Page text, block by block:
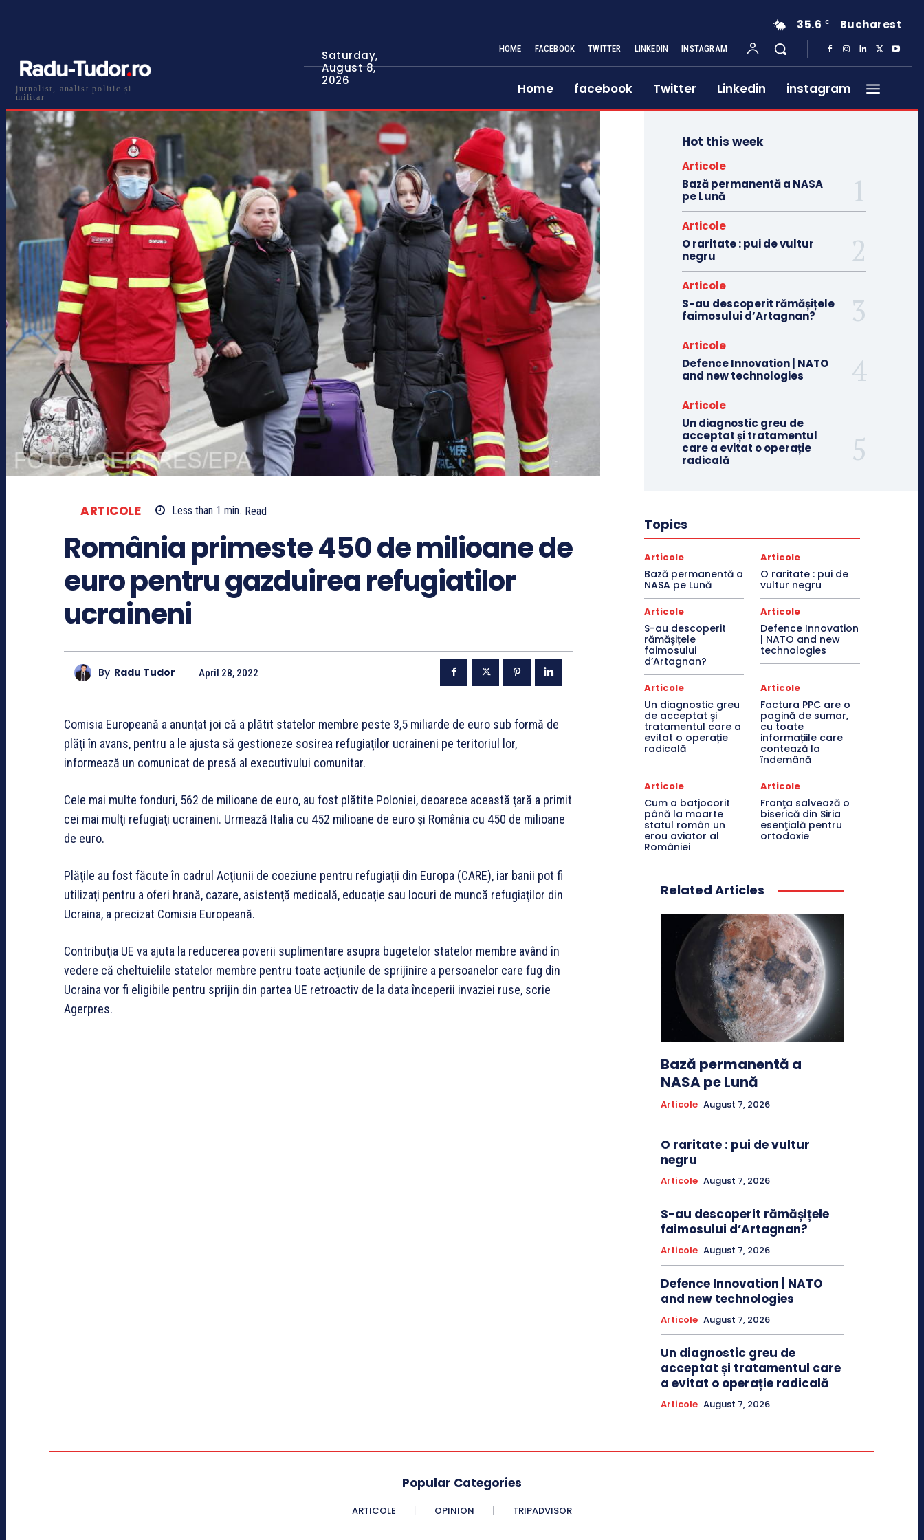
jurnalist, analist politic și
militar
Saturday,
August 8,
2026
35.6 C Bucharest
HOME FACEBOOK TWITTER LINKEDIN INSTAGRAM
Home facebook Twitter Linkedin instagram
ARTICOLE Less than 1 min. Read
România primeste 450 de milioane de
euro pentru gazduirea refugiatilor
ucraineni
By Radu Tudor April 28, 2022
Comisia Europeană a anunţat joi că a plătit statelor membre peste 3,5 miliarde de euro sub formă de
plăţi în avans, pentru a le ajusta să gestioneze sosirea refugiaţilor ucraineni pe teritoriul lor,
informează un comunicat de presă al executivului comunitar.
Cele mai multe fonduri, 562 de milioane de euro, au fost plătite Poloniei, deoarece această ţară a primit
cei mai mulţi refugiaţi ucraineni. Urmează Italia cu 452 milioane de euro şi România cu 450 de milioane
de euro.
Plăţile au fost făcute în cadrul Acţiunii de coeziune pentru refugiaţii din Europa (CARE), iar banii pot fi
utilizaţi pentru a oferi hrană, cazare, asistenţă medicală, educaţie sau locuri de muncă refugiaţilor din
Ucraina, a precizat Comisia Europeană.
Contribuţia UE va ajuta la reducerea poverii suplimentare asupra bugetelor statelor membre având în
vedere că cheltuielile statelor membre pentru toate acţiunile de sprijinire a persoanelor care fug din
Ucraina vor fi eligibile pentru sprijin din partea UE retroactiv de la data începerii invaziei ruse, scrie
Agerpres.
Hot this week
Articole
Bază permanentă a NASA
pe Lună
Articole
O raritate : pui de vultur
negru
Articole
S-au descoperit rămășițele
faimosului d’Artagnan?
Articole
Defence Innovation | NATO
and new technologies
Articole
Un diagnostic greu de
acceptat și tratamentul
care a evitat o operație
radicală
Topics
Articole
Bază permanentă a
NASA pe Lună
Articole
O raritate : pui de
vultur negru
Articole
S-au descoperit
rămășițele
faimosului
d’Artagnan?
Articole
Defence Innovation
| NATO and new
technologies
Articole
Un diagnostic greu
de acceptat și
tratamentul care a
evitat o operație
radicală
Articole
Factura PPC are o
pagină de sumar,
cu toate
informațiile care
contează la
îndemână
Articole
Cum a batjocorit
până la moarte
statul român un
erou aviator al
României
Articole
Franţa salvează o
biserică din Siria
esenţială pentru
ortodoxie
Related Articles
Bază permanentă a
NASA pe Lună
Articole August 7, 2026
O raritate : pui de vultur
negru
Articole August 7, 2026
S-au descoperit rămășițele
faimosului d’Artagnan?
Articole August 7, 2026
Defence Innovation | NATO
and new technologies
Articole August 7, 2026
Un diagnostic greu de
acceptat și tratamentul care
a evitat o operație radicală
Articole August 7, 2026
Popular Categories
ARTICOLE OPINION TRIPADVISOR